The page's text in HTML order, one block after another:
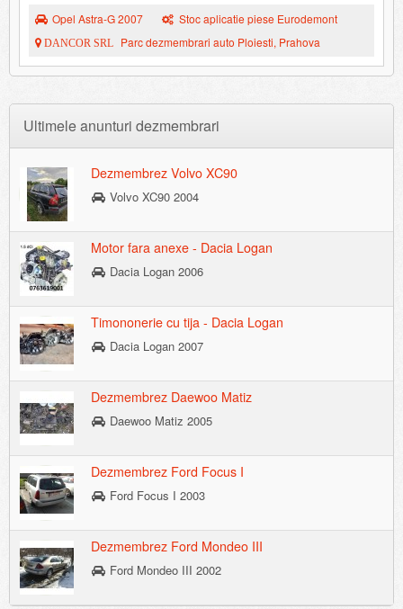
Opel Astra-G 2007 Stoc aplicatie piese Eurodemont
DANCOR SRL Parc dezmembrari auto Ploiesti, Prahova
Ultimele anunturi dezmembrari
Dezmembrez Volvo XC90
Volvo XC90 2004
Motor fara anexe - Dacia Logan
Dacia Logan 2006
Timononerie cu tija - Dacia Logan
Dacia Logan 2007
Dezmembrez Daewoo Matiz
Daewoo Matiz 2005
Dezmembrez Ford Focus I
Ford Focus I 2003
Dezmembrez Ford Mondeo III
Ford Mondeo III 2002